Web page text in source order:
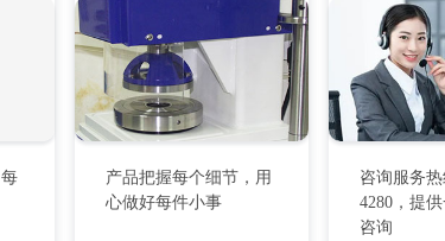
产品把握每个细节，用
心做好每件小事
咨询服务热
4280，提
咨询